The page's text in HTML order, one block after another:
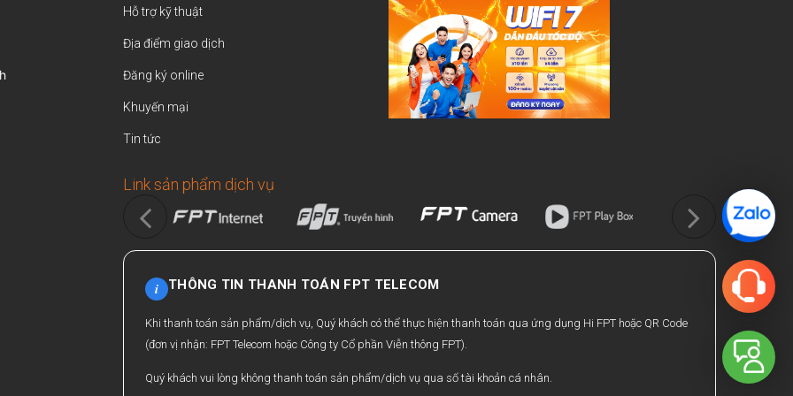
Hỗ trợ kỹ thuật
Địa điểm giao dịch
Đăng ký online
Khuyến mại
Tin tức
Link sản phẩm dịch vụ
i THÔNG TIN THANH TOÁN FPT TELECOM
Khi thanh toán sản phẩm/dịch vụ, Quý khách có thể thực hiện thanh toán qua ứng dụng Hi FPT hoặc QR Code
(đơn vị nhận: FPT Telecom hoặc Công ty Cổ phần Viễn thông FPT).
Quý khách vui lòng không thanh toán sản phẩm/dịch vụ qua số tài khoản cá nhân.